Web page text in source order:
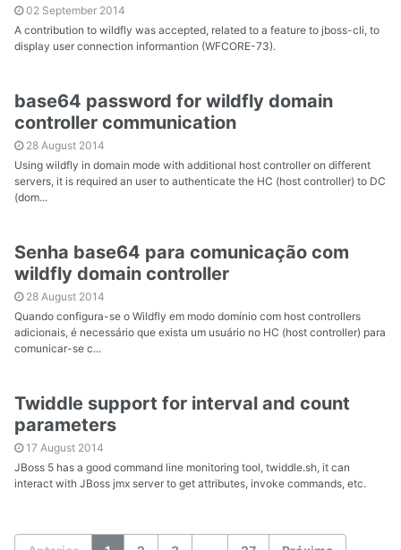
02 September 2014
A contribution to wildfly was accepted, related to a feature to jboss-cli, to
display user connection informantion (WFCORE-73).
base64 password for wildfly domain
controller communication
28 August 2014
Using wildfly in domain mode with additional host controller on different
servers, it is required an user to authenticate the HC (host controller) to DC
(dom...
Senha base64 para comunicação com
wildfly domain controller
28 August 2014
Quando configura-se o Wildfly em modo domínio com host controllers
adicionais, é necessário que exista um usuário no HC (host controller) para
comunicar-se c...
Twiddle support for interval and count
parameters
17 August 2014
JBoss 5 has a good command line monitoring tool, twiddle.sh, it can
interact with JBoss jmx server to get attributes, invoke commands, etc.